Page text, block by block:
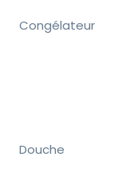
Congélateur
Douche